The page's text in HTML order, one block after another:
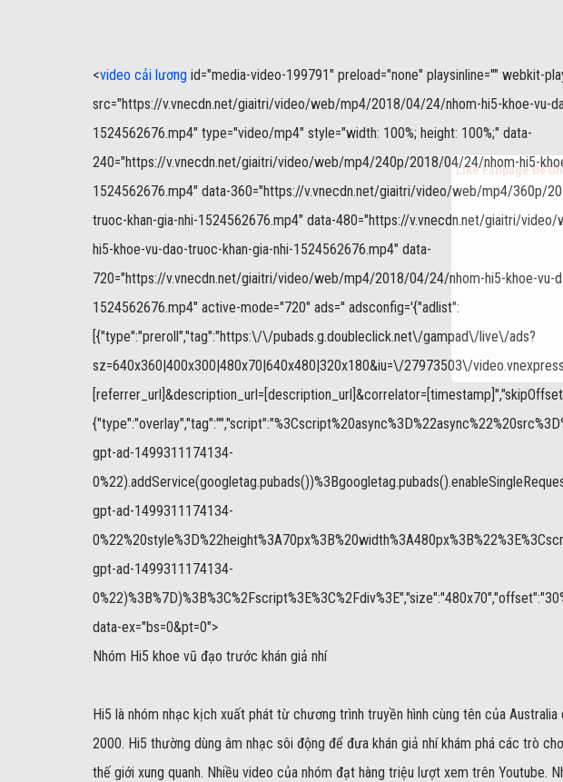
<video cải lương id="media-video-199791" preload="none" playsinline="" webkit-
src="https://v.vnecdn.net/giaitri/video/web/mp4/2018/04/24/nhom-hi5-khoe-vu-
1524562676.mp4" type="video/mp4" style="width: 100%; height: 100%;" data-
240="https://v.vnecdn.net/giaitri/video/web/mp4/240p/2018/04/24/nhom-hi5-
1524562676.mp4" data-360="https://v.vnecdn.net/giaitri/video/web/mp4/360p/
truoc-khan-gia-nhi-1524562676.mp4" data-480="https://v.vnecdn.net/giaitri/
hi5-khoe-vu-dao-truoc-khan-gia-nhi-1524562676.mp4" data-
720="https://v.vnecdn.net/giaitri/video/web/mp4/2018/04/24/nhom-hi5-khoe-vu-
1524562676.mp4" active-mode="720" ads='' adsconfig='{"adlist":
[{"type":"preroll","tag":"https:\/\/pubads.g.doubleclick.net\/gampad\/live\/ads?
sz=640x360|400x300|480x70|640x480|320x180&iu=\/27973503\/
gpt-ad-1499311174134-
gpt-ad-1499311174134-
gpt-ad-1499311174134-
data-ex="bs=0&pt=0">
Nhóm Hi5 khoe vũ đạo trước khán giả nhí
Hi5 là nhóm nhạc kịch xuất phát từ chương trình truyền hình cùng tên của
2000. Hi5 thường dùng âm nhạc sôi động để đưa khán giả nhí khám phá các trò
thế giới xung quanh. Nhiều video của nhóm đạt hàng triệu lượt xem trên Youtube.
Like Fanpage Để